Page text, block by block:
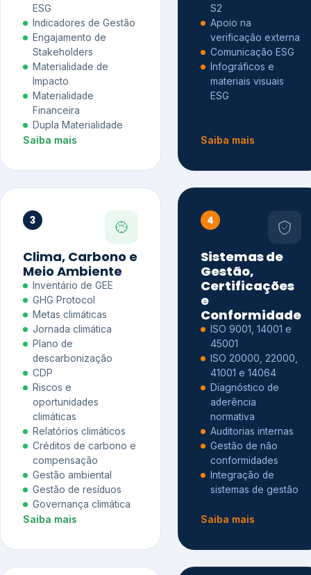
ESG
Indicadores de Gestão
Engajamento de
Stakeholders
Materialidade de
Impacto
Materialidade
Financeira
Dupla Materialidade
Saiba mais
S2
Apoio na
verificação externa
Comunicação ESG
Infográficos e
materiais visuais
ESG
Saiba mais
3
Clima, Carbono e
Meio Ambiente
Inventário de GEE
GHG Protocol
Metas climáticas
Jornada climática
Plano de
descarbonização
CDP
Riscos e
oportunidades
climáticas
Relatórios climáticos
Créditos de carbono e
compensação
Gestão ambiental
Gestão de resíduos
Governança climática
Saiba mais
4
Sistemas de
Gestão,
Certificações
e
Conformidade
ISO 9001, 14001 e
45001
ISO 20000, 22000,
41001 e 14064
Diagnóstico de
aderência
normativa
Auditorias internas
Gestão de não
conformidades
Integração de
sistemas de gestão
Saiba mais